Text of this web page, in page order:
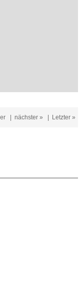
nächster » Letzter »